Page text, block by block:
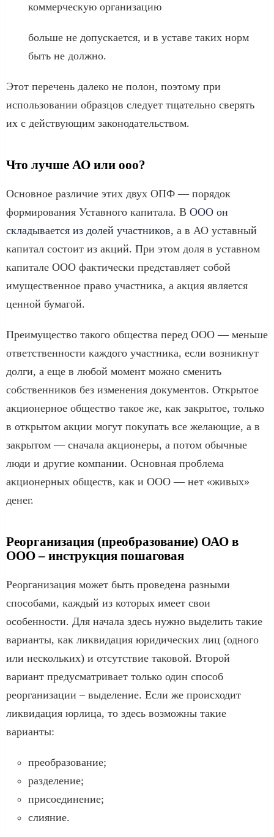
коммерческую организацию
больше не допускается, и в уставе таких норм
быть не должно.
Этот перечень далеко не полон, поэтому при
использовании образцов следует тщательно сверять
их с действующим законодательством.
Что лучше АО или ооо?
Основное различие этих двух ОПФ — порядок
формирования Уставного капитала. В ООО он
складывается из долей участников, а в АО уставный
капитал состоит из акций. При этом доля в уставном
капитале ООО фактически представляет собой
имущественное право участника, а акция является
ценной бумагой.
Преимущество такого общества перед ООО — меньше
ответственности каждого участника, если возникнут
долги, а еще в любой момент можно сменить
собственников без изменения документов. Открытое
акционерное общество такое же, как закрытое, только
в открытом акции могут покупать все желающие, а в
закрытом — сначала акционеры, а потом обычные
люди и другие компании. Основная проблема
акционерных обществ, как и ООО — нет «живых»
денег.
Реорганизация (преобразование) ОАО в
ООО – инструкция пошаговая
Реорганизация может быть проведена разными
способами, каждый из которых имеет свои
особенности. Для начала здесь нужно выделить такие
варианты, как ликвидация юридических лиц (одного
или нескольких) и отсутствие таковой. Второй
вариант предусматривает только один способ
реорганизации – выделение. Если же происходит
ликвидация юрлица, то здесь возможны такие
варианты:
преобразование;
разделение;
присоединение;
слияние.